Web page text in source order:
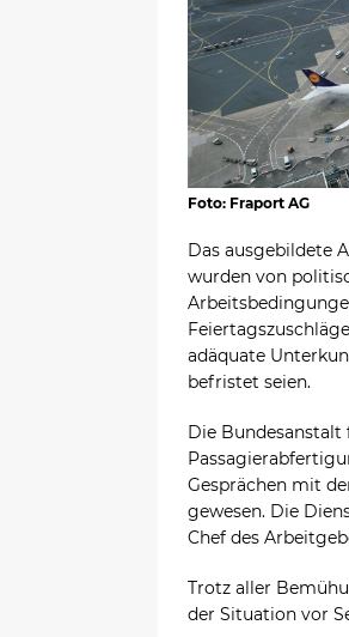
Foto: Fraport AG
Das ausgebildete
wurden von
adäquate
befristet seien.
Die
Gesprächen mit
gewesen. Die
Chef des
Trotz aller
der Situation vor